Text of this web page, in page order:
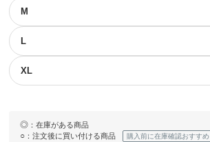
M
L
XL
◎ ：在庫がある商品
○ ：注文後に買い付ける商品 購入前に在庫確認おすすめ